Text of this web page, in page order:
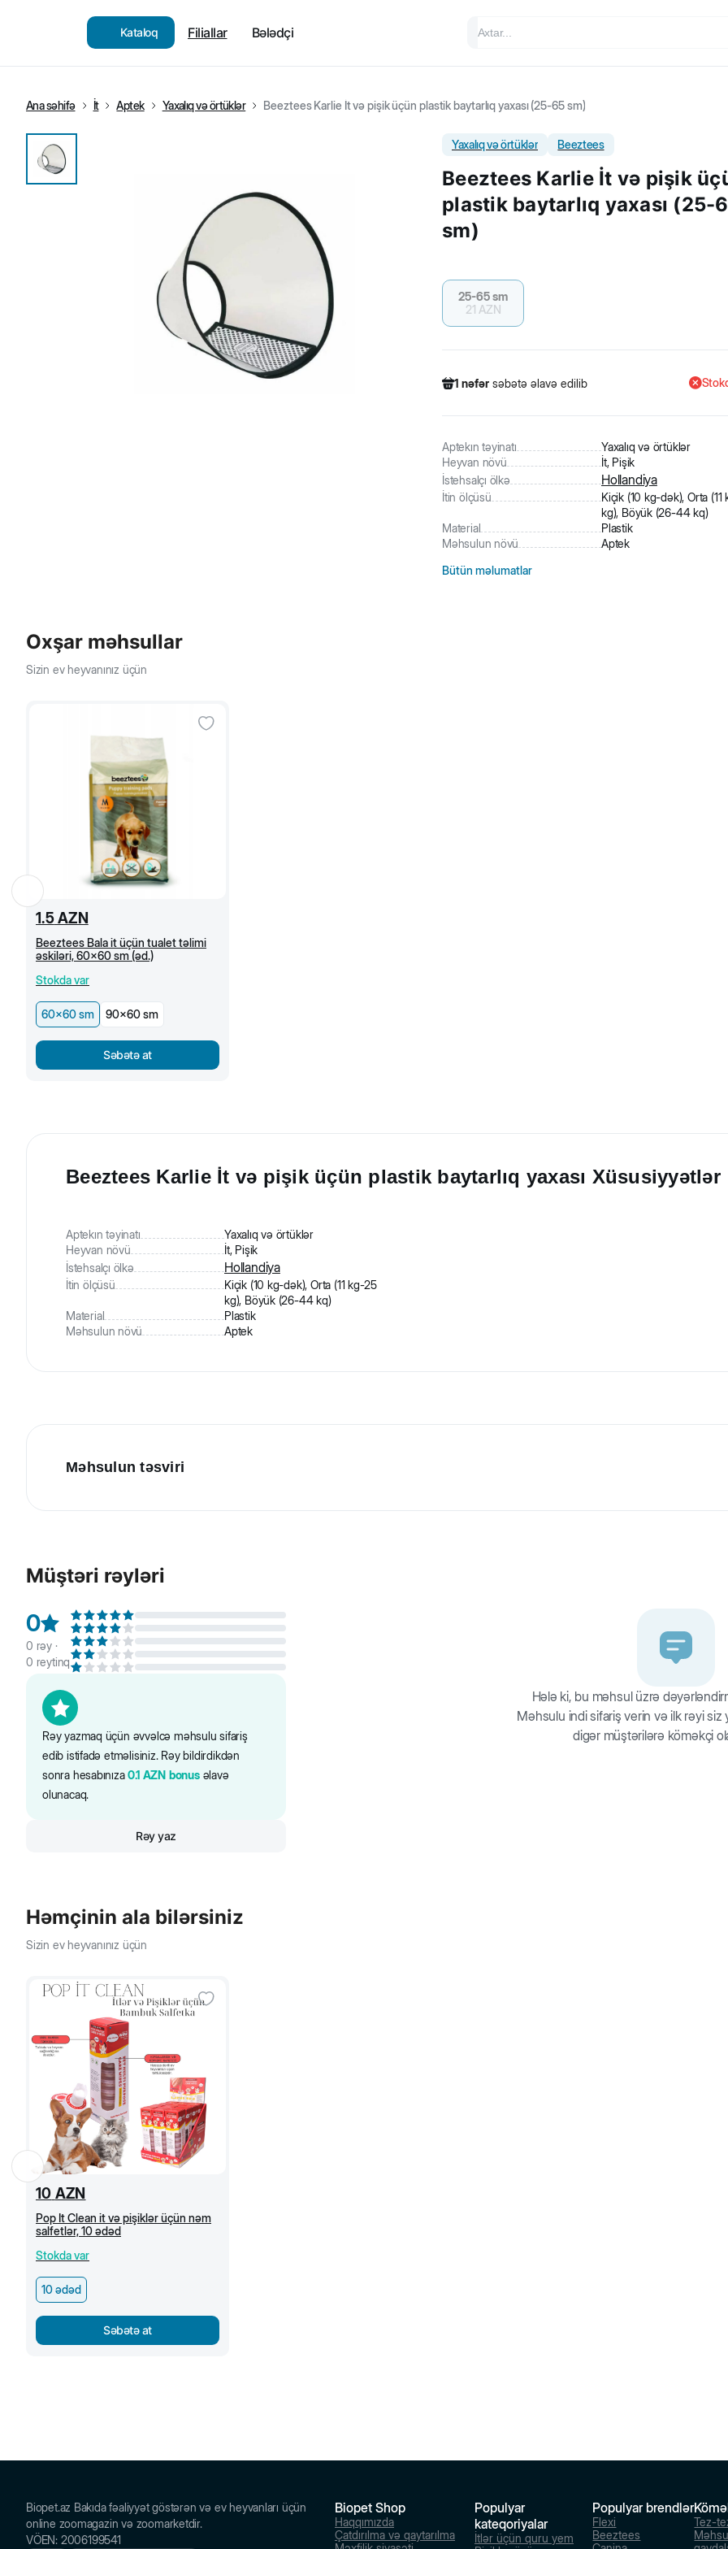
Kataloq Filiallar Bələdçi
Ana səhifə İt Aptek Yaxalıq və örtüklər Beeztees Karlie İt və pişik üçün plastik baytarlıq yaxası (25-65 sm)
Yaxalıq və örtüklər Beeztees
Beeztees Karlie İt və pişik
plastik baytarlıq yaxası (25-
sm)
1 nəfər səbətə əlavə edilib
1 nəfər səbətə əlavə edilib
25-65 sm
21 AZN
Aptekın təyinatı
Yaxalıq və örtüklər
Heyvan növü
İt, Pişik
İstehsalçı ölkə
Hollandiya
İtin ölçüsü
Kiçik (10 kg-dək), Orta (11
kg), Böyük (26-44 kq)
Material
Plastik
Məhsulun növü
Aptek
Bütün məlumatlar
Oxşar məhsullar
Sizin ev heyvanınız üçün
1.5 AZN
Beeztees Bala it üçün tualet təlimi
əskiləri, 60x60 sm (əd.)
Stokda var
60x60 sm 90x60 sm
Səbətə at
Beeztees Karlie İt və pişik üçün plastik baytarlıq yaxası Xüsusiyyətlər
Aptekın təyinatı
Yaxalıq və örtüklər
Heyvan növü
İt, Pişik
İstehsalçı ölkə
Hollandiya
İtin ölçüsü
Kiçik (10 kg-dək), Orta (11 kg-25
kg), Böyük (26-44 kq)
Material
Plastik
Məhsulun növü
Aptek
Məhsulun təsviri
Müştəri rəyləri
0
0 rəy ·
0 reytinq
Rəy yazmaq üçün əvvəlcə məhsulu sifariş
edib istifadə etməlisiniz. Rəy bildirdikdən
sonra hesabınıza0.1 AZN bonusəlavə
olunacaq.
Rəy yaz
Hələ ki, bu məhsul üzrə
Məhsulu indi sifariş verin və ilk rəyi siz
digər müştərilərə köməkçi
Həmçinin ala bilərsiniz
Sizin ev heyvanınız üçün
10 AZN
Pop It Clean it və pişiklər üçün nəm
salfetlər, 10 ədəd
Stokda var
10 ədəd
Səbətə at
Biopet.az Bakıda fəaliyyət göstərən və ev heyvanları üçün
online zoomagazin və zoomarketdir.
VÖEN: 2006199541
Biopet Shop
Haqqımızda
Çatdırılma və qaytarılma
Populyar
kateqoriyalar
İtlər üçün quru yem
Populyar brendlər
Flexi
Beeztees
Tez-